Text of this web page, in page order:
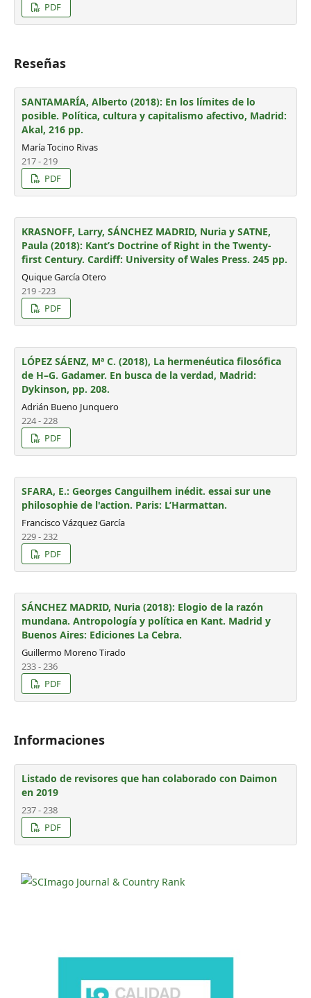
PDF
Reseñas
SANTAMARÍA, Alberto (2018): En los límites de lo
posible. Política, cultura y capitalismo afectivo, Madrid:
Akal, 216 pp.
María Tocino Rivas
217 - 219
PDF
KRASNOFF, Larry, SÁNCHEZ MADRID, Nuria y SATNE,
Paula (2018): Kant’s Doctrine of Right in the Twenty-
first Century. Cardiff: University of Wales Press. 245 pp.
Quique García Otero
219 -223
PDF
LÓPEZ SÁENZ, Mª C. (2018), La hermenéutica filosófica
de H–G. Gadamer. En busca de la verdad, Madrid:
Dykinson, pp. 208.
Adrián Bueno Junquero
224 - 228
PDF
SFARA, E.: Georges Canguilhem inédit. essai sur une
philosophie de l'action. Paris: L’Harmattan.
Francisco Vázquez García
229 - 232
PDF
SÁNCHEZ MADRID, Nuria (2018): Elogio de la razón
mundana. Antropología y política en Kant. Madrid y
Buenos Aires: Ediciones La Cebra.
Guillermo Moreno Tirado
233 - 236
PDF
Informaciones
Listado de revisores que han colaborado con Daimon
en 2019
237 - 238
PDF